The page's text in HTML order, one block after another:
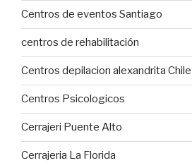
Centros de eventos Santiago
centros de rehabilitación
Centros depilacion alexandrita Chile
Centros Psicologicos
Cerrajeri Puente Alto
Cerrajeria La Florida